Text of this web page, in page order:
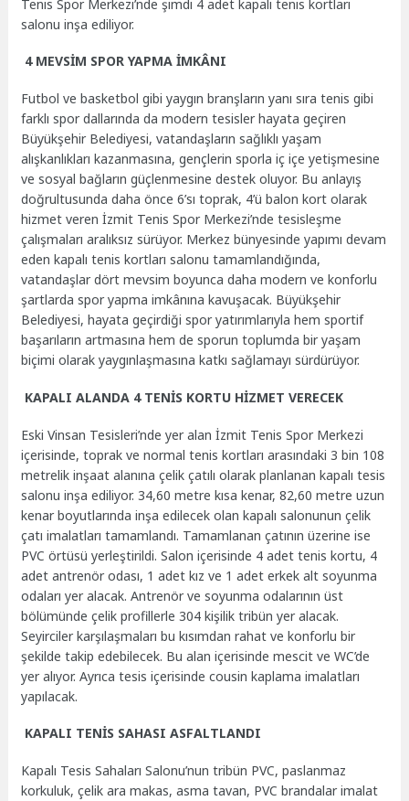
Tenis Spor Merkezi’nde şimdi 4 adet kapalı tenis kortları
salonu inşa ediliyor.
4 MEVSİM SPOR YAPMA İMKÂNI
Futbol ve basketbol gibi yaygın branşların yanı sıra tenis gibi
farklı spor dallarında da modern tesisler hayata geçiren
Büyükşehir Belediyesi, vatandaşların sağlıklı yaşam
alışkanlıkları kazanmasına, gençlerin sporla iç içe yetişmesine
ve sosyal bağların güçlenmesine destek oluyor. Bu anlayış
doğrultusunda daha önce 6’sı toprak, 4’ü balon kort olarak
hizmet veren İzmit Tenis Spor Merkezi’nde tesisleşme
çalışmaları aralıksız sürüyor. Merkez bünyesinde yapımı devam
eden kapalı tenis kortları salonu tamamlandığında,
vatandaşlar dört mevsim boyunca daha modern ve konforlu
şartlarda spor yapma imkânına kavuşacak. Büyükşehir
Belediyesi, hayata geçirdiği spor yatırımlarıyla hem sportif
başarıların artmasına hem de sporun toplumda bir yaşam
biçimi olarak yaygınlaşmasına katkı sağlamayı sürdürüyor.
KAPALI ALANDA 4 TENİS KORTU HİZMET VERECEK
Eski Vinsan Tesisleri’nde yer alan İzmit Tenis Spor Merkezi
içerisinde, toprak ve normal tenis kortları arasındaki 3 bin 108
metrelik inşaat alanına çelik çatılı olarak planlanan kapalı tesis
salonu inşa ediliyor. 34,60 metre kısa kenar, 82,60 metre uzun
kenar boyutlarında inşa edilecek olan kapalı salonunun çelik
çatı imalatları tamamlandı. Tamamlanan çatının üzerine ise
PVC örtüsü yerleştirildi. Salon içerisinde 4 adet tenis kortu, 4
adet antrenör odası, 1 adet kız ve 1 adet erkek alt soyunma
odaları yer alacak. Antrenör ve soyunma odalarının üst
bölümünde çelik profillerle 304 kişilik tribün yer alacak.
Seyirciler karşılaşmaları bu kısımdan rahat ve konforlu bir
şekilde takip edebilecek. Bu alan içerisinde mescit ve WC’de
yer alıyor. Ayrıca tesis içerisinde cousin kaplama imalatları
yapılacak.
KAPALI TENİS SAHASI ASFALTLANDI
Kapalı Tesis Sahaları Salonu’nun tribün PVC, paslanmaz
korkuluk, çelik ara makas, asma tavan, PVC brandalar imalat